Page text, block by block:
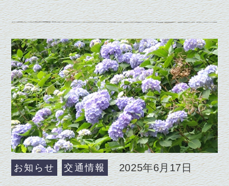
お知らせ 交通情報 2025年6月17日